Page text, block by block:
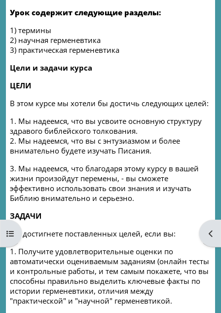
Open course index
Урок содержит следующие разделы:
1) термины
2) научная герменевтика
3) практическая герменевтика
Цели и задачи курса
ЦЕЛИ
В этом курсе мы хотели бы достичь следующих целей:
1. Мы надеемся, что вы усвоите основную структуру
здравого библейского толкования.
2. Мы надеемся, что вы с энтузиазмом и более
внимательно будете изучать Писания.
3. Мы надеемся, что благодаря этому курсу в вашей
жизни произойдут перемены, - вы сможете
эффективно использовать свои знания и изучать
Библию внимательно и серьезно.
ЗАДАЧИ
Вы достигнете поставленных целей, если вы:
1. Получите удовлетворительные оценки по
автоматически оцениваемым заданиям (онлайн тесты
и контрольные работы, и тем самым покажете, что вы
способны правильно выделить ключевые факты по
истории герменевтики, отличия между
"практической" и "научной" герменевтикой.